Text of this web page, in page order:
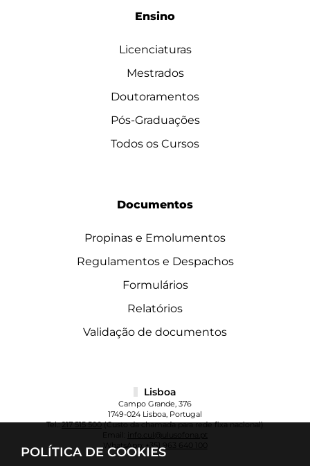
POLÍTICA DE COOKIES
Ensino
Licenciaturas
Mestrados
Doutoramentos
Pós-Graduações
Todos os Cursos
Documentos
Propinas e Emolumentos
Regulamentos e Despachos
Formulários
Relatórios
Validação de documentos
Lisboa
Campo Grande, 376
1749-024 Lisboa, Portugal
Tel.:217 515 500(Custo da chamada para rede fixa nacional)
info.cul@ulusofona.pt
WhatsApp:+351 963 640 100